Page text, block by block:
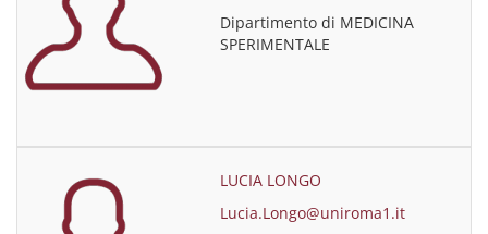
Dipartimento di MEDICINA
SPERIMENTALE
LUCIA LONGO
Lucia.Longo@uniroma1.it